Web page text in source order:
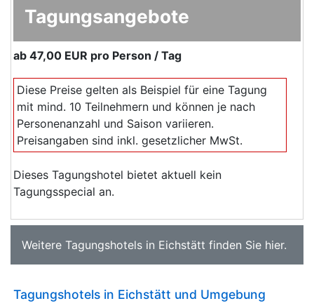
Tagungsangebote
ab 47,00 EUR pro Person / Tag
Diese Preise gelten als Beispiel für eine Tagung
mit mind. 10 Teilnehmern und können je nach
Personenanzahl und Saison variieren.
Preisangaben sind inkl. gesetzlicher MwSt.
Dieses Tagungshotel bietet aktuell kein
Tagungsspecial an.
Weitere Tagungshotels in Eichstätt finden Sie hier.
Tagungshotels in Eichstätt und Umgebung